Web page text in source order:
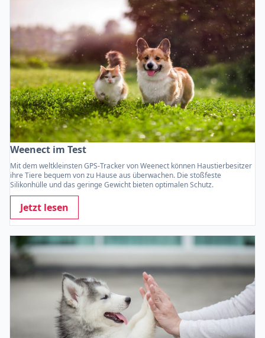
Weenect im Test
Mit dem weltkleinsten GPS-Tracker von Weenect können Haustierbesitzer
ihre Tiere bequem von zu Hause aus überwachen. Die stoßfeste
Silikonhülle und das geringe Gewicht bieten optimalen Schutz.
Jetzt lesen